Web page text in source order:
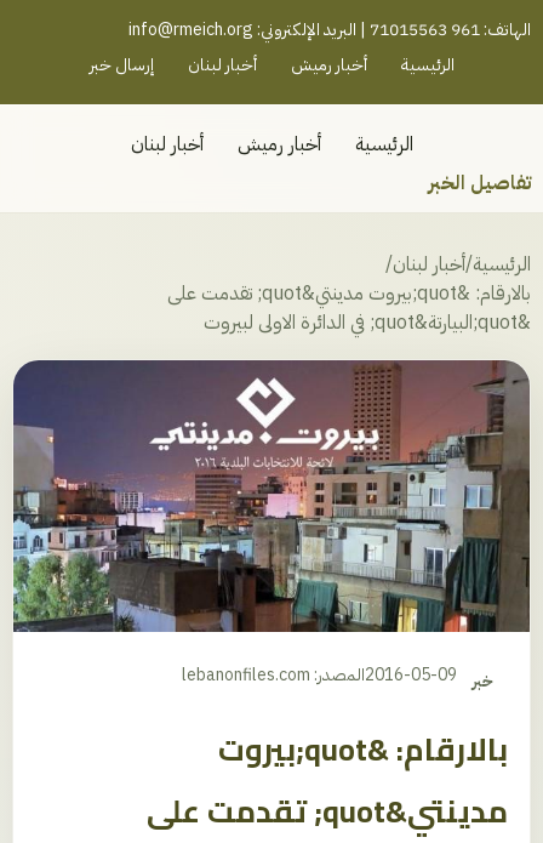
رميش جنوب - لبنان
الهاتف: 961 71015563 | البريد الإلكتروني:
info@rmeich.org
الرئيسية
أخبار رميش أخبار لبنان إرسال خبر
الرئيسية أخبار رميش
أخبار لبنان
تفاصيل الخبر
الرئيسية/أخبار لبنان/
بالارقام: &quot;بيروت مدينتي&quot; تقدمت على
&quot;البيارتة&quot; في الدائرة الاولى لبيروت
خبر 2016-05-09المصدر: lebanonfiles.com
بالارقام: &quot;بيروت
مدينتي&quot; تقدمت على